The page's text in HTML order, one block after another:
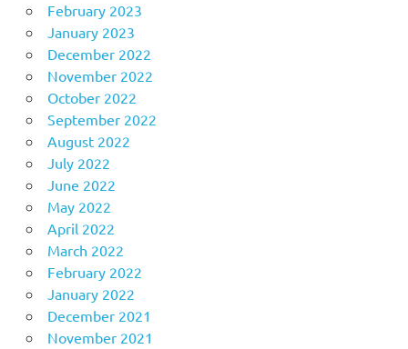
February 2023
January 2023
December 2022
November 2022
October 2022
September 2022
August 2022
July 2022
June 2022
May 2022
April 2022
March 2022
February 2022
January 2022
December 2021
November 2021